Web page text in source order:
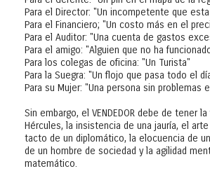
Para el Director: "Un incompetente que
Para el Financiero; "Un costo más en el
Para el Auditor: "Una cuenta de gastos
Para el amigo: "Alguien que no ha
Para los colegas de oficina: "Un Turista"
Para la Suegra: "Un flojo que pasa todo el
Para su Mujer: "Una persona sin problemas
Sin embargo, el VENDEDOR debe de tener
Hércules, la insistencia de una jauría, el
tacto de un diplomático, la elocuencia de
de un hombre de sociedad y la agilidad
matemático.